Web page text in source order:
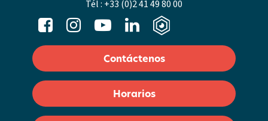
Tél : +33 (0)2 41 49 80 00
Contáctenos
Horarios